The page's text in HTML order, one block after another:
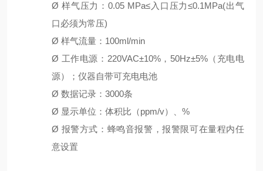
Ø 样气压力：0.05 MPa≤入口压力≤0.1MPa(出气
口必须为常压)
Ø 样气流量： 100ml/min
Ø 工作电源： 220VAC±10%，50Hz±5%（充电电
源）；仪器自带可充电电池
Ø 数据记录： 3000条
Ø 显示单位： 体积比（ppm/v）
%
Ø 报警方式：蜂鸣音报警，报警限可在量程内任
意设置